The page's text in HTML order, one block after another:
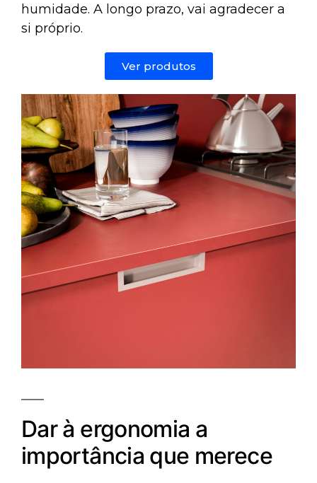
humidade. A longo prazo, vai agradecer a
si próprio.
Ver produtos
Dar à ergonomia a
importância que merece